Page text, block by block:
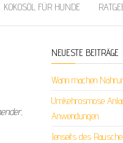
KOKOSÖL FÜR HUNDE
NEUESTE BEITRÄGE
Wann machen
Umkehrosmose
Anwendungen
Jenseits des